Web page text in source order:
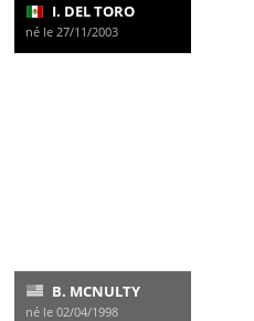
I. DEL TORO
né le 27/11/2003
B. MCNULTY
né le 02/04/1998